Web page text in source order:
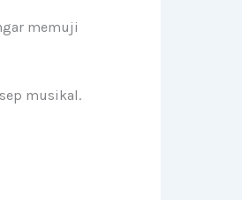
memuji
musikal.